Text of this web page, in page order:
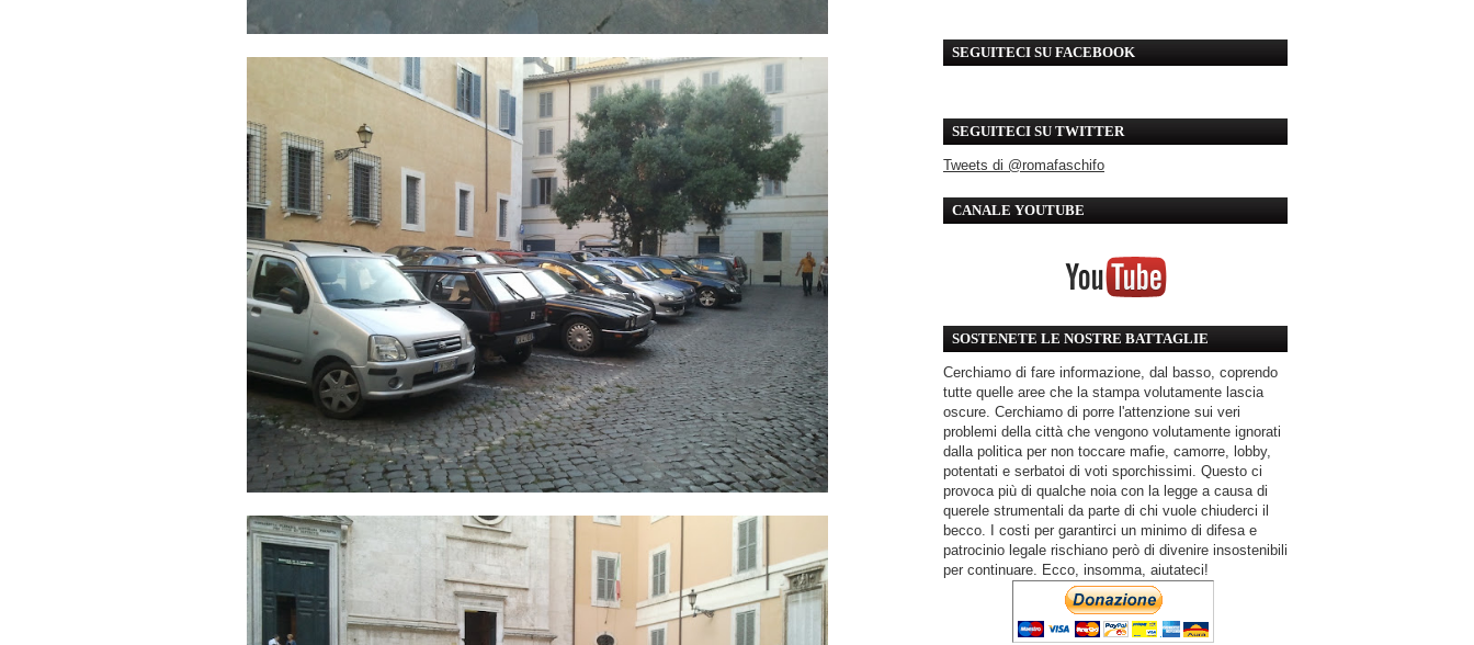
SEGUITECI SU FACEBOOK
SEGUITECI SU TWITTER
Tweets di @romafaschifo
CANALE YOUTUBE
SOSTENETE LE NOSTRE BATTAGLIE
Cerchiamo di fare informazione, dal basso, coprendo
tutte quelle aree che la stampa volutamente lascia
oscure. Cerchiamo di porre l'attenzione sui veri
problemi della città che vengono volutamente ignorati
dalla politica per non toccare mafie, camorre, lobby,
potentati e serbatoi di voti sporchissimi. Questo ci
provoca più di qualche noia con la legge a causa di
querele strumentali da parte di chi vuole chiuderci il
becco. I costi per garantirci un minimo di difesa e
patrocinio legale rischiano però di divenire insostenibili
per continuare. Ecco, insomma, aiutateci!